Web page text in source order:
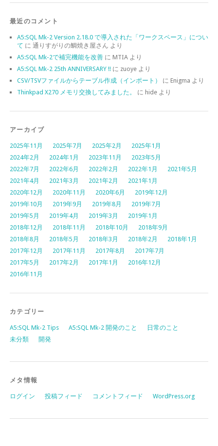
最近のコメント
A5:SQL Mk-2 Version 2.18.0 で導入された「ワークスペース」につい
て に 通りすがりの鯛焼き屋さん より
A5:SQL Mk-2で補完機能を改善 に MTIA より
A5:SQL Mk-2 25th ANNIVERSARY !! に zuoye より
CSV/TSVファイルからテーブル作成（インポート）
に Enigma より
Thinkpad X270 メモリ交換してみました。
に hide より
アーカイブ
2025年11月 2025年7月 2025年2月
2025年1月
2024年2月
2024年1月 2023年11月
2023年5月
2022年7月
2022年6月 2022年2月 2022年1月
2021年5月
2021年4月
2021年3月 2021年2月
2021年1月
2020年12月
2020年11月 2020年6月
2019年12月
2019年10月
2019年9月 2019年8月
2019年7月
2019年5月
2019年4月 2019年3月
2019年1月
2018年12月
2018年11月 2018年10月
2018年9月
2018年8月
2018年5月 2018年3月 2018年2月
2018年1月
2017年12月
2017年11月 2017年8月
2017年7月
2017年5月
2017年2月 2017年1月
2016年12月
2016年11月
カテゴリー
A5:SQL Mk-2 Tips A5:SQL Mk-2 開発のこと
日常のこと
未分類
開発
メタ情報
ログイン 投稿フィード コメントフィード WordPress.org